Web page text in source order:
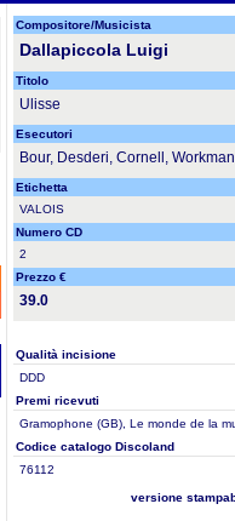
Compositore/Musicista
Dallapiccola Luigi
Titolo
Ulisse
Esecutori
Bour, Desderi, Cornell, Workman
Etichetta
VALOIS
Numero CD
2
Prezzo €
39.0
Qualità incisione
DDD
Premi ricevuti
Gramophone (GB), Le monde de la
Codice catalogo Discoland
76112
versione